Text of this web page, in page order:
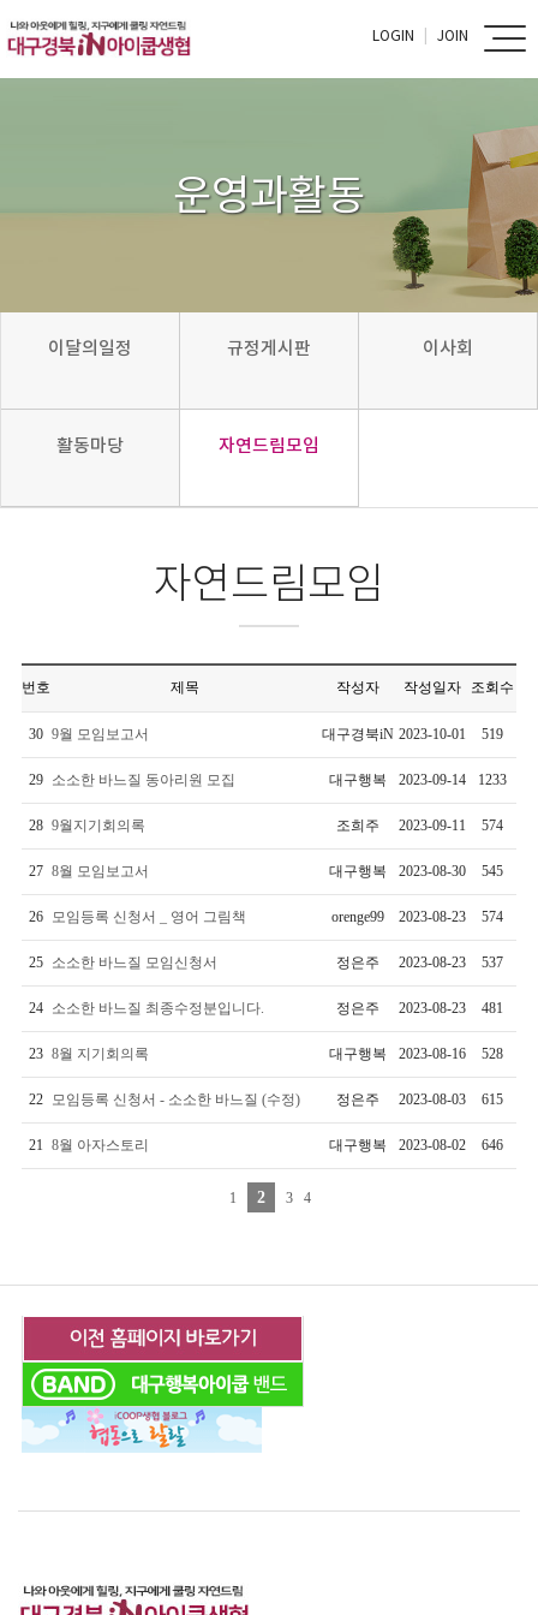
LOGIN JOIN
운영과활동
이달의일정 규정게시판 이사회
활동마당 자연드림모임
자연드림모임
번호 제목 작성자 작성일자 조회수
30 9월 모임보고서 대구경북iN 2023-10-01 519
29 소소한 바느질 동아리원 모집 대구행복 2023-09-14 1233
28 9월지기회의록 조희주 2023-09-11 574
27 8월 모임보고서 대구행복 2023-08-30 545
26 모임등록 신청서 _ 영어 그림책 orenge99 2023-08-23 574
25 소소한 바느질 모임신청서 정은주 2023-08-23 537
24 소소한 바느질 최종수정분입니다. 정은주 2023-08-23 481
23 8월 지기회의록 대구행복 2023-08-16 528
22 모임등록 신청서 - 소소한 바느질 (수정) 정은주 2023-08-03 615
21 8월 아자스토리 대구행복 2023-08-02 646
1 2 3 4